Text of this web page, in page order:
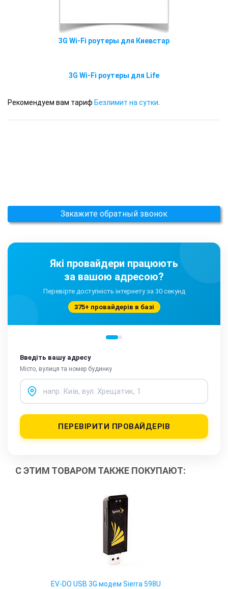
3G Wi-Fi роутеры для Киевстар
3G Wi-Fi роутеры для Life
Рекомендуем вам тариф Безлимит на сутки
Закажите обратный звонок
Які провайдери працюють
за вашою адресою?
Перевірте доступність інтернету за 30 секунд
375+ провайдерів в базі
Введіть вашу адресу
Місто, вулиця та номер будинку
ПЕРЕВІРИТИ ПРОВАЙДЕРІВ
С ЭТИМ ТОВАРОМ ТАКЖЕ ПОКУПАЮТ:
EV-DO USB 3G модем Sierra 598U